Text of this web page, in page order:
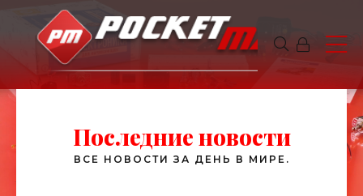
Последние новости
ВСЕ НОВОСТИ ЗА ДЕНЬ В МИРЕ.